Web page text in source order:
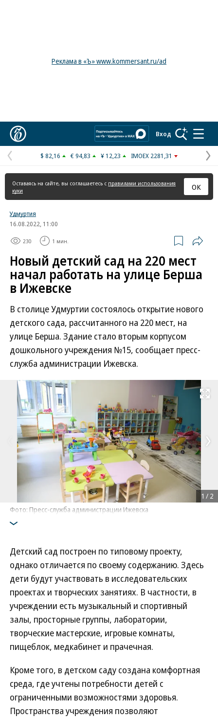
Реклама в «Ъ» www.kommersant.ru/ad
Вход
Предыдущая
страница
$ 82,16 € 94,83 ¥ 12,23 IMOEX 2281,31
Оставаясь на сайте, вы соглашаетесь с правилами использования
куки
ОК
Удмуртия
16.08.2022, 11:00
230 1 мин.
Новый детский сад на 220 мест
начал работать на улице Берша
в Ижевске
В столице Удмуртии состоялось открытие нового
детского сада, рассчитанного на 220 мест, на
улице Берша. Здание стало вторым корпусом
дошкольного учреждения №15, сообщает пресс-
служба администрации Ижевска.
Развернуть
Фото: Пресс-служба администрации Ижевска
1 / 2
Детский сад построен по типовому проекту,
однако отличается по своему содержанию. Здесь
дети будут участвовать в исследовательских
проектах и творческих занятиях. В частности, в
учреждении есть музыкальный и спортивный
залы, просторные группы, лаборатории,
творческие мастерские, игровые комнаты,
пищеблок, медкабинет и прачечная.
Кроме того, в детском саду создана комфортная
среда, где учтены потребности детей с
ограниченными возможностями здоровья.
Пространства учреждения позволяют